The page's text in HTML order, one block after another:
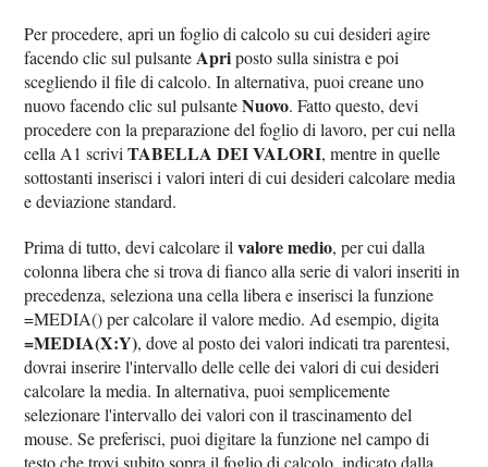
Per procedere, apri un foglio di calcolo su cui desideri agire
facendo clic sul pulsante Apriposto sulla sinistra e poi
scegliendo il file di calcolo. In alternativa, puoi creane uno
nuovo facendo clic sul pulsanteNuovo. Fatto questo, devi
procedere con la preparazione del foglio di lavoro, per cui nella
cella A1 scriviTABELLA DEI VALORI, mentre in quelle
sottostanti inserisci i valori interi di cui desideri calcolare media
e deviazione standard.
Prima di tutto, devi calcolare ilvalore medio, per cui dalla
colonna libera che si trova di fianco alla serie di valori inseriti in
precedenza, seleziona una cella libera e inserisci la funzione
=MEDIA() per calcolare il valore medio. Ad esempio, digita
=MEDIA(X:Y), dove al posto dei valori indicati tra parentesi,
dovrai inserire l'intervallo delle celle dei valori di cui desideri
calcolare la media. In alternativa, puoi semplicemente
selezionare l'intervallo dei valori con il trascinamento del
mouse. Se preferisci, puoi digitare la funzione nel campo di
testo che trovi subito sopra il foglio di calcolo, indicato dalla